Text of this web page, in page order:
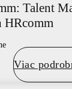
Talent
HRcomm
Viac